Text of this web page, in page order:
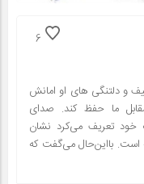
6
و دلتنگی های او امانش
ما حفظ کند. صدای
تعریف می‌کرد نشان
بااین‌حال می‌گفت که